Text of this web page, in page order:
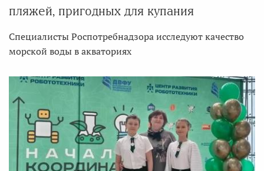
пляжей, пригодных для купания
Специалисты Роспотребнадзора исследуют качество
морской воды в акваториях